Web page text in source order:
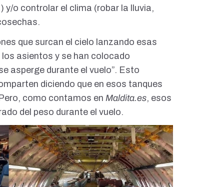
y/o controlar el clima (robar la lluvia,
que surcan el cielo lanzando esas
asientos y se han colocado
asperge durante el vuelo”. Esto
diciendo que en esos tanques
como contamos enMaldita.es, esos
del peso durante el vuelo.